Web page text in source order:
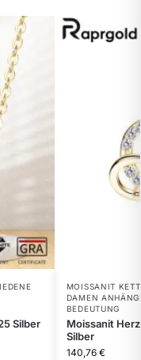
Silber
MOISSANIT
DAMEN
BEDEUTUNG
Moissanit
Silber
140,76 €